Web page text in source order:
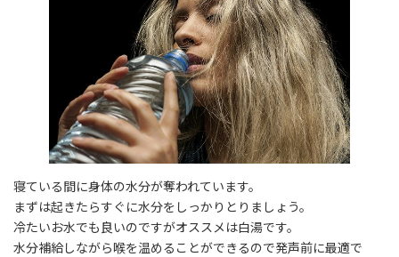
寝ている間に身体の水分が奪われています。
まずは起きたらすぐに水分をしっかりとりましょう。
冷たいお水でも良いのですがオススメは白湯です。
水分補給しながら喉を温めることができるので発声前に最適で